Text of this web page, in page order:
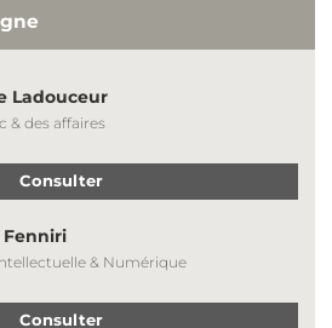
Ladouceur
& des affaires
Consulter
Fenniri
& Numérique
Consulter